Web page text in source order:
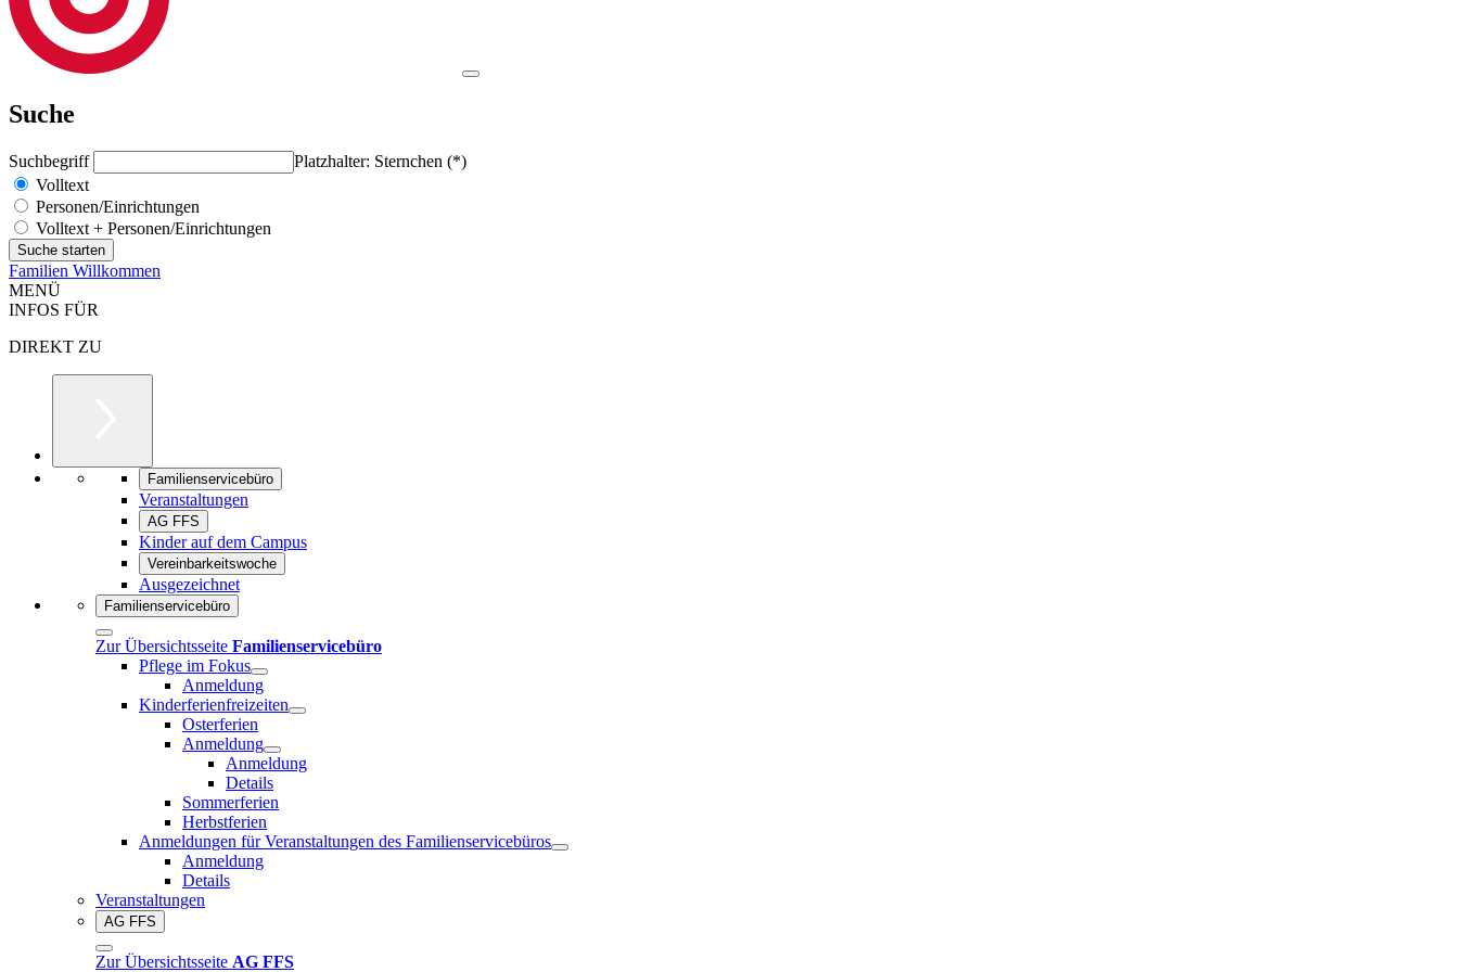
Suche
Suchbegriff
Platzhalter: Sternchen (*)
Volltext
Personen/Einrichtungen
Volltext + Personen/Einrichtungen
Familien Willkommen
MENÜ
INFOS FÜR
DIREKT ZU
Familienservicebüro
Veranstaltungen
AG FFS
Kinder auf dem Campus
Vereinbarkeitswoche
Ausgezeichnet
Familienservicebüro
Zur Übersichtsseite Familienservicebüro
Pflege im Fokus
Anmeldung
Kinderferienfreizeiten
Osterferien
Anmeldung
Anmeldung
Details
Sommerferien
Herbstferien
Anmeldungen für Veranstaltungen des Familienservicebüros
Anmeldung
Details
Veranstaltungen
AG FFS
Zur Übersichtsseite AG FFS